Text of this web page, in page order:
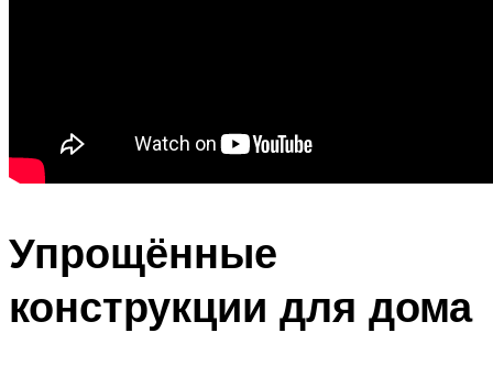
Упрощённые
конструкции для дома